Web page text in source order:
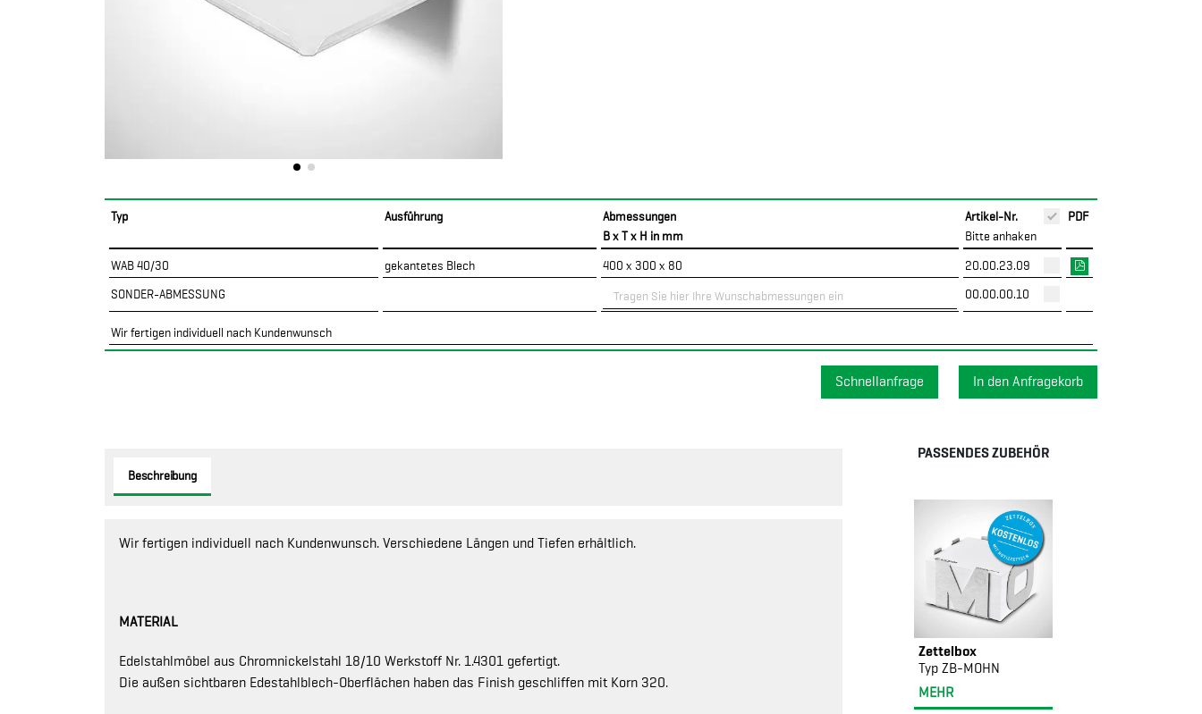
Typ Ausführung
Abmessungen
B x T x H in mm
Artikel-Nr.
Bitte anhaken
PDF
WAB 40/30 gekantetes Blech 400 x 300 x 80
20.00.23.09
SONDER-ABMESSUNG
00.00.00.10
Wir fertigen individuell nach Kundenwunsch
Schnellanfrage
Beschreibung
Wir fertigen individuell nach Kundenwunsch. Verschiedene Längen und Tiefen erhältlich.
MATERIAL
Edelstahlmöbel aus Chromnickelstahl 18/10 Werkstoff Nr. 1.4301 gefertigt.
Die außen sichtbaren Edestahlblech-Oberflächen haben das Finish geschliffen mit Korn 320.
PASSENDES ZUBEHÖR
Zettelbox
Typ ZB-MOHN
MEHR